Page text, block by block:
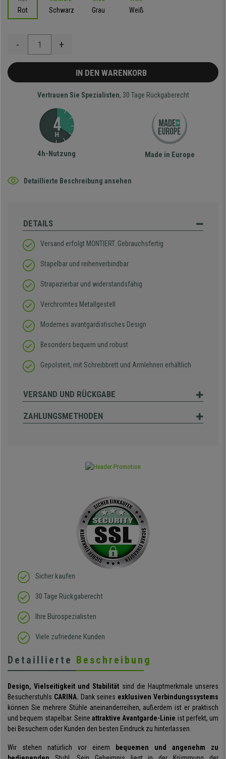
Rot Schwarz Grau Weiß
- +
IN DEN WARENKORB
Vertrauen Sie Spezialisten, 30 Tage Rückgaberecht
4h-Nutzung Made in Europe
Detaillierte Beschreibung ansehen
DETAILS
Versand erfolgt MONTIERT. Gebrauchsfertig
Stapelbar und reihenverbindbar
Strapazierbar und widerstandsfähig
Verchromtes Metallgestell
Modernes avantgardistisches Design
Besonders bequem und robust
Gepolstert, mit Schreibbrett und Armlehnen erhältlich
VERSAND UND RÜCKGABE
ZAHLUNGSMETHODEN
Sicher kaufen
30 Tage Rückgaberecht
Ihre Bürospezialisten
Viele zufriedene Kunden
Detaillierte Beschreibung
Design, Vielseitigkeit und Stabilität sind die Hauptmerkmale unseres
Besucherstuhls CARINA. Dank seines exklusiven Verbindungssystems
können Sie mehrere Stühle aneinanderreihen, außerdem ist er praktisch
und bequem stapelbar. Seine attraktive Avantgarde-Linie ist perfekt, um
bei Besuchern oder Kunden den besten Eindruck zu hinterlassen.
Wir stehen natürlich vor einem
bequemen und angenehm zu